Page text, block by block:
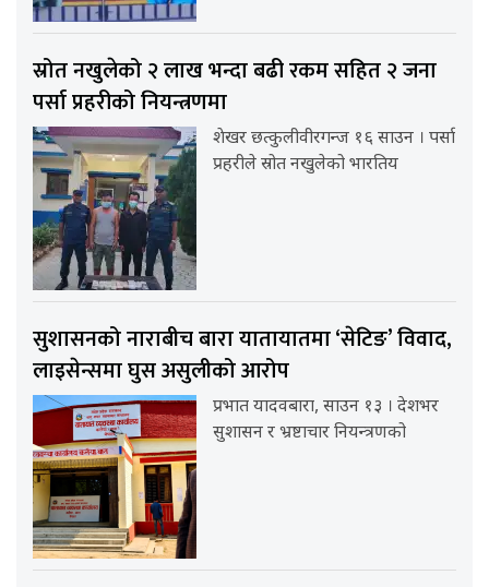
स्रोत नखुलेको २ लाख भन्दा बढी रकम सहित २ जना
पर्सा प्रहरीको नियन्त्रणमा
शेखर छत्कुलीवीरगन्ज १६ साउन । पर्सा
प्रहरीले स्रोत नखुलेको भारतिय
सुशासनको नाराबीच बारा यातायातमा ‘सेटिङ’ विवाद,
लाइसेन्समा घुस असुलीको आरोप
प्रभात यादवबारा, साउन १३ । देशभर
सुशासन र भ्रष्टाचार नियन्त्रणको